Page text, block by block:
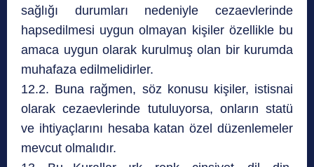
sağlığı durumları nedeniyle cezaevlerinde
hapsedilmesi uygun olmayan kişiler özellikle bu
amaca uygun olarak kurulmuş olan bir kurumda
muhafaza edilmelidirler.
12.2. Buna rağmen, söz konusu kişiler, istisnai
olarak cezaevlerinde tutuluyorsa, onların statü
ve ihtiyaçlarını hesaba katan özel düzenlemeler
mevcut olmalıdır.